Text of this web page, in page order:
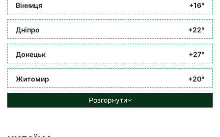
Вінниця +16°
Дніпро +22°
Донецьк +27°
Житомир +20°
Розгорнути